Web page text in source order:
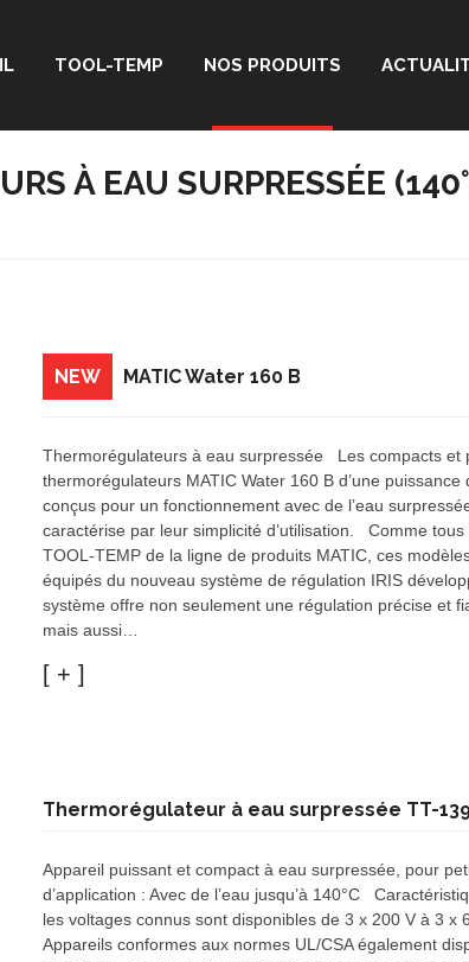
TOOL-TEMP NOS PRODUITS
À EAU SURPRESSÉE
NEW MATIC Water 160 B
Thermorégulateurs à eau surpressée Les compacts et
thermorégulateurs MATIC Water 160 B d’une
conçus pour un fonctionnement avec de l’eau
caractérise par leur simplicité d’utilisation. Comme
TOOL-TEMP de la ligne de produits MATIC, ces
équipés du nouveau système de régulation IRIS
système offre non seulement une régulation précise et
mais aussi…
Thermorégulateur à eau surpressée TT-
Appareil puissant et compact à eau surpressée, pour
d’application : Avec de l’eau jusqu’à 140°C
les voltages connus sont disponibles de 3 x 200 V à 3 x
Appareils conformes aux normes UL/CSA également